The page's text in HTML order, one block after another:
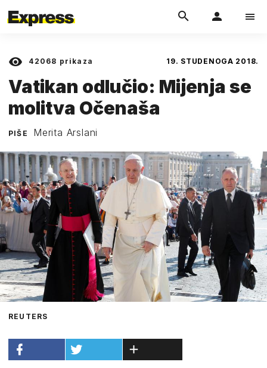
42068 prikaza 19. STUDENOGA 2018.
Vatikan odlučio: Mijenja se
molitva Očenaša
PIŠE Merita Arslani
REUTERS